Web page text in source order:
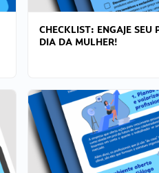
CHECKLIST: ENGAJE SEU
DIA DA MULHER!